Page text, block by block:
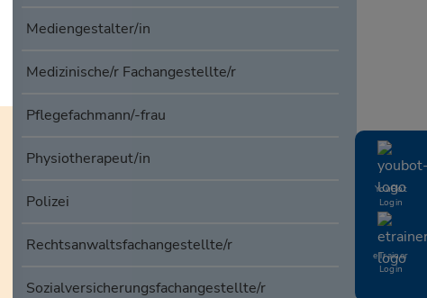
YouBot
Login
eTrainer
Login
Mediengestalter/in
Medizinische/r Fachangestellte/r
Pflegefachmann/-frau
Physiotherapeut/in
Polizei
Rechtsanwaltsfachangestellte/r
Sozialversicherungsfachangestellte/r